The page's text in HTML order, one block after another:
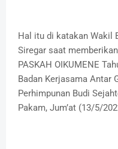
Hal itu di katakan Wakil
Siregar saat
PASKAH OIKUMENE
Badan Kerjasama Antar
Perhimpunan Budi
Pakam, Jum’at (13/5/